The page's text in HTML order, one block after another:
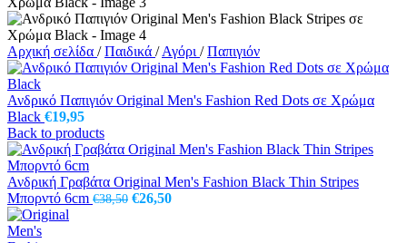
Αρχική σελίδα / Παιδικά / Αγόρι / Παπιγιόν
Ανδρικό Παπιγιόν Original Men's Fashion Red Dots σε Χρώμα
Black €19,95
Back to products
Ανδρική Γραβάτα Original Men's Fashion Black Thin Stripes
Μπορντό 6cm €38,50 Original
€26,50Η